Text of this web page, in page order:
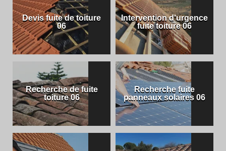
Devis fuite de toiture
06
Intervention d'urgence
fuite toiture 06
Recherche de fuite
toiture 06
Recherche fuite
panneaux solaires 06